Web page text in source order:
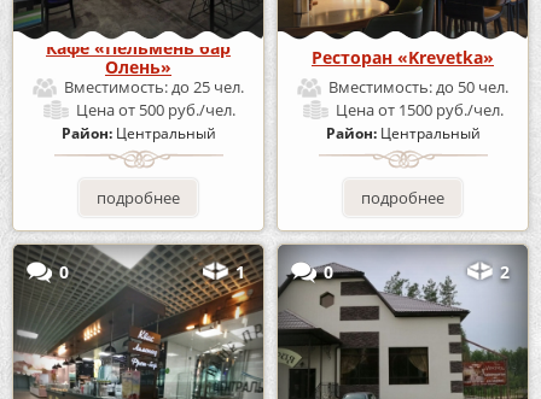
Кафе «Пельмень бар
Олень»
Вместимость:до 25 чел.
Ценаот 500 руб./чел.
Район: Центральный
подробнее
Ресторан «Krevetka»
Вместимость:до 50 чел.
Ценаот 1500 руб./чел.
Район: Центральный
подробнее
0 1 0 2